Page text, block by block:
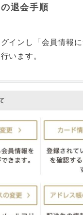
退会手順
インし「会員情報
います。